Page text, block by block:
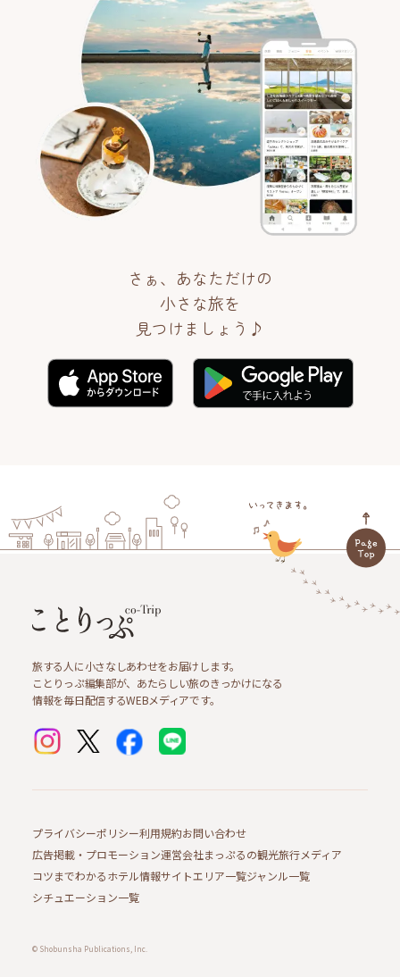
さぁ、あなただけの
小さな旅を
見つけましょう♪
旅する人に小さなしあわせをお届けします。
ことりっぷ編集部が、あたらしい旅のきっかけになる
情報を毎日配信するWEBメディアです。
プライバシーポリシー利用規約お問い合わせ
広告掲載・プロモーション運営会社まっぷるの観光旅行メディア
コツまでわかるホテル情報サイトエリア一覧ジャンル一覧
シチュエーション一覧
© Shobunsha Publications, Inc.